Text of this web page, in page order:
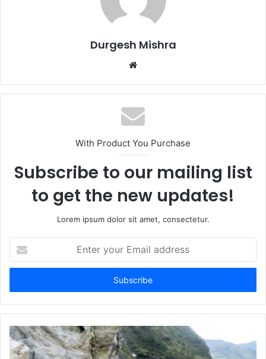
Durgesh Mishra
Website
With Product You Purchase
Subscribe to our mailing list
to get the new updates!
Lorem ipsum dolor sit amet, consectetur.
your
Email